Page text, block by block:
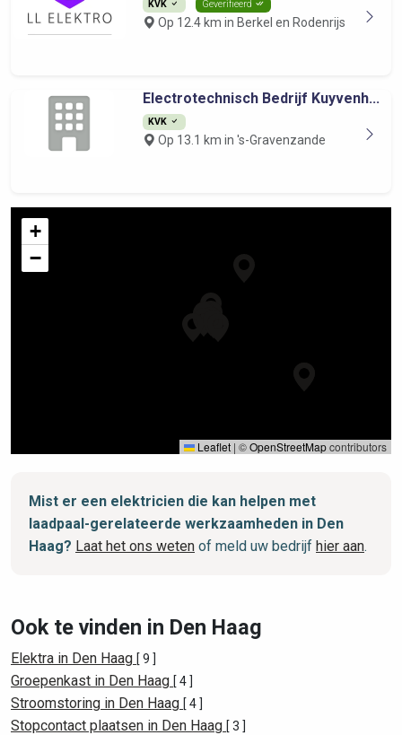
KVK Geverifieerd
Op 12.4 km in Berkel en Rodenrijs
Electrotechnisch Bedrijf Kuyvenh...
KVK
Op 13.1 km in 's-Gravenzande
+
−
Leaflet | ©OpenStreetMapcontributors
Mist er een elektricien die kan helpen met
laadpaal-gerelateerde werkzaamheden in Den
Haag? Laat het ons weten of meld uw bedrijf hier aan.
Ook te vinden in Den Haag
Elektra in Den Haag [ 9 ]
Groepenkast in Den Haag [ 4 ]
Stroomstoring in Den Haag [ 4 ]
Stopcontact plaatsen in Den Haag [ 3 ]